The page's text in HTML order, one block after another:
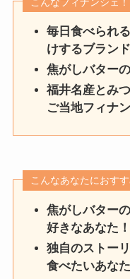
毎日食べられ
けするブラン
焦がしバター
福井名産とみ
ご当地フィナ
こんなあなたにおすす
焦がしバター
好きなあなた！
独自のストー
食べたいあなた